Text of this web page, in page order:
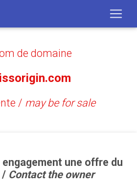
de domaine
/ may be for sale
une offre du
/ Contact the owner